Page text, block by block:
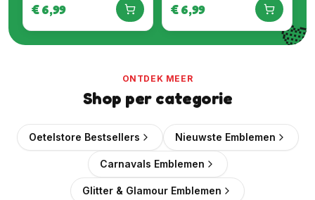
€6,99 €6,99
ONTDEK MEER
Shop per categorie
Oetelstore Bestsellers Nieuwste Emblemen
Carnavals Emblemen
Glitter & Glamour Emblemen